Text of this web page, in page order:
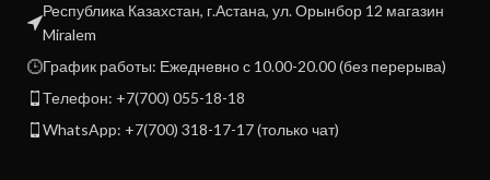
Республика Казахстан, г.Астана, ул. Орынбор 12 магазин
Miralem
График работы: Ежедневно с 10.00-20.00 (без перерыва)
Телефон: +7(700) 055-18-18
WhatsApp: +7(700) 318-17-17 (только чат)